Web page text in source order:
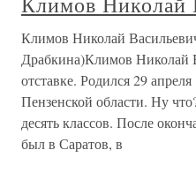
Климов Николай
Драбкина)Климов Николай
отставке. Родился 29
Пензенской области. Ну
десять классов. После
был в Саратов, в